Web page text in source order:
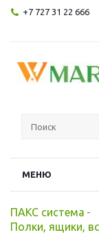
+7 727 31 22 666
МЕНЮ
ПАКС система -
Полки, ящики,